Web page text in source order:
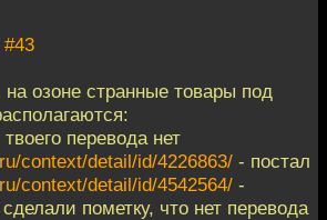
#43
озоне странные товары под
перевода нет
context/detail/id/4226863/ - постал
context/detail/id/4542564/ -
пометку, что нет перевода